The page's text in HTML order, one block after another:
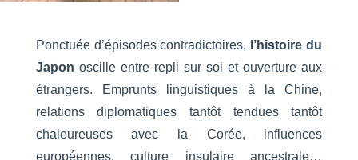
Ponctuée d’épisodes contradictoires,
l’histoire du
Japon oscille entre repli sur soi et ouverture aux
étrangers. Emprunts linguistiques à la Chine,
relations diplomatiques tantôt tendues tantôt
chaleureuses avec la Corée, influences
européennes, culture insulaire ancestrale…